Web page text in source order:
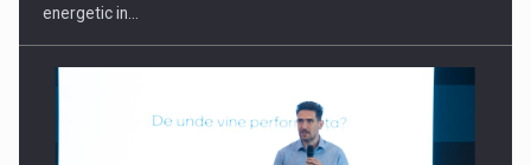
energetic in…